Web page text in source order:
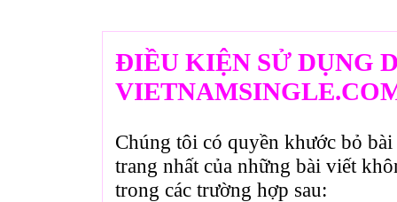
ĐIỀU KIỆN SỬ DỤNG
Chúng tôi có quyền khước bỏ
trang nhất của những bài viết
trong các trường hợp sau: